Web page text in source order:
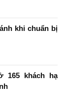
khi chuẩn bị
165 khách hạ